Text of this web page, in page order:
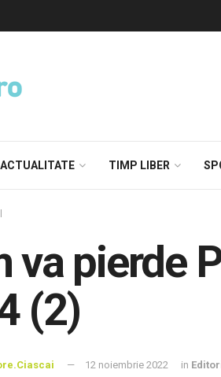
ACTUALITATE TIMP LIBER
va pierde
(2)
12 noiembrie 2022 in